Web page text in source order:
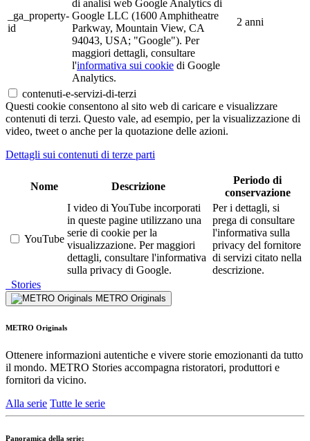
_ga_property-
id
di analisi web Google Analytics di
Google LLC (1600 Amphitheatre
Parkway, Mountain View, CA
94043, USA; "Google"). Per
maggiori dettagli, consultare
l'informativa sui cookie di Google
Analytics.
2 anni
contenuti-e-servizi-di-terzi
Questi cookie consentono al sito web di caricare e visualizzare
contenuti di terzi. Questo vale, ad esempio, per la visualizzazione di
video, tweet o anche per la quotazione delle azioni.
Dettagli sui contenuti di terze parti
Nome Descrizione
Periodo di
conservazione
YouTube
I video di YouTube incorporati
in queste pagine utilizzano una
serie di cookie per la
visualizzazione. Per maggiori
dettagli, consultare l'informativa
sulla privacy di Google.
Per i dettagli, si
prega di consultare
l'informativa sulla
privacy del fornitore
di servizi citato nella
descrizione.
Stories
METRO Originals
METRO Originals
Ottenere informazioni autentiche e vivere storie emozionanti da tutto
il mondo. METRO Stories accompagna ristoratori, produttori e
fornitori da vicino.
Alla serie Tutte le serie
Panoramica della serie: